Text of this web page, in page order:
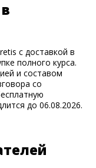
с доставкой в
полного курса.
и составом
со
до 06.08.2026.